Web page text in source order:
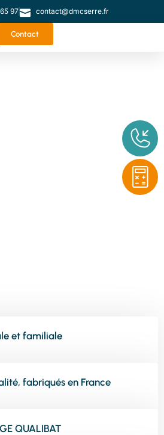
97 contact@dmcserre.fr
Contact
de
pour toutes
et familiale
fabriqués en France
QUALIBAT